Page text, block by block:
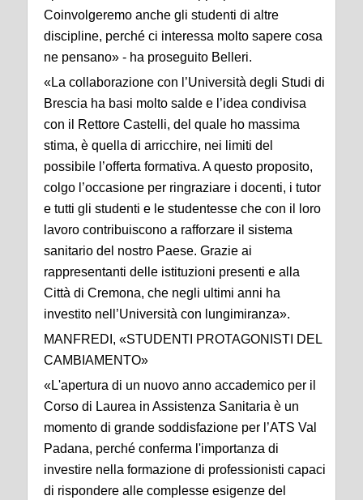
Coinvolgeremo anche gli studenti di altre
discipline, perché ci interessa molto sapere cosa
ne pensano» - ha proseguito Belleri.
«La collaborazione con l’Università degli Studi di
Brescia ha basi molto salde e l’idea condivisa
con il Rettore Castelli, del quale ho massima
stima, è quella di arricchire, nei limiti del
possibile l’offerta formativa. A questo proposito,
colgo l’occasione per ringraziare i docenti, i tutor
e tutti gli studenti e le studentesse che con il loro
lavoro contribuiscono a rafforzare il sistema
sanitario del nostro Paese. Grazie ai
rappresentanti delle istituzioni presenti e alla
Città di Cremona, che negli ultimi anni ha
investito nell’Università con lungimiranza».
MANFREDI, «STUDENTI PROTAGONISTI DEL
CAMBIAMENTO»
«L'apertura di un nuovo anno accademico per il
Corso di Laurea in Assistenza Sanitaria è un
momento di grande soddisfazione per l’ATS Val
Padana, perché conferma l'importanza di
investire nella formazione di professionisti capaci
di rispondere alle complesse esigenze del